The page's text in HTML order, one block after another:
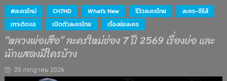
#ละครใหม่ CH7HD What's New รีวิวละครไทย
ละคร-ซีรีส์
เกาะติดจอ
เปิดตัวละครไทย เรื่องย่อละคร
“หลวงพ่อเสือ” ละครใหม่ช่อง 7 ปี 2569 เรื่องย่อ และ
นักแสดงมีใครบ้าง
25 กรกฎาคม 2026